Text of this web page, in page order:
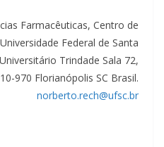
Farmacêuticas, Centro de
Federal de Santa
Trindade Sala 72,
970 Florianópolis SC Brasil.
norberto.rech@ufsc.br